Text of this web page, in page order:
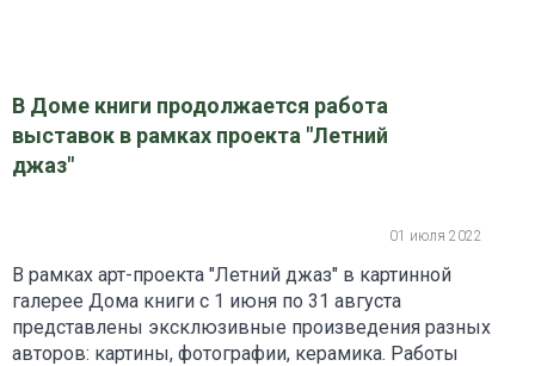
В Доме книги продолжается работа
выставок в рамках проекта "Летний
джаз"
01 июля 2022
В рамках арт-проекта "Летний джаз" в картинной
галерее Дома книги с 1 июня по 31 августа
представлены эксклюзивные произведения разных
авторов: картины, фотографии, керамика. Работы